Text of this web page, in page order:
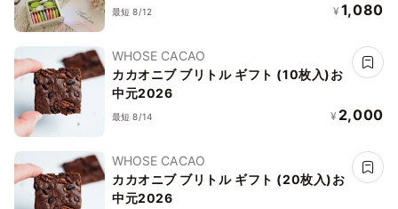
最短 8/12 ¥ 1,080
WHOSE CACAO
カカオニブ ブリトル ギフト (10枚入)お
中元2026
最短 8/14 ¥ 2,000
WHOSE CACAO
カカオニブ ブリトル ギフト (20枚入)お
中元2026